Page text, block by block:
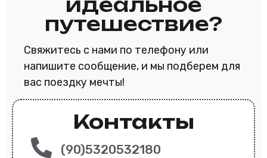
путешествие?
Свяжитесь с нами по телефону или
напишите сообщение, и мы подберем для
вас поездку мечты!
Контакты
(90)5320532180